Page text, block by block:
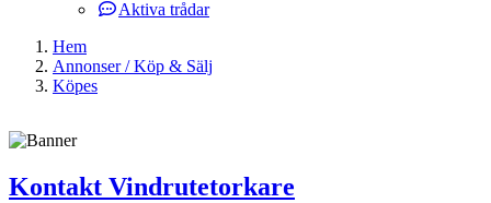
Aktiva trådar
Hem
Annonser / Köp & Sälj
Köpes
Kontakt Vindrutetorkare